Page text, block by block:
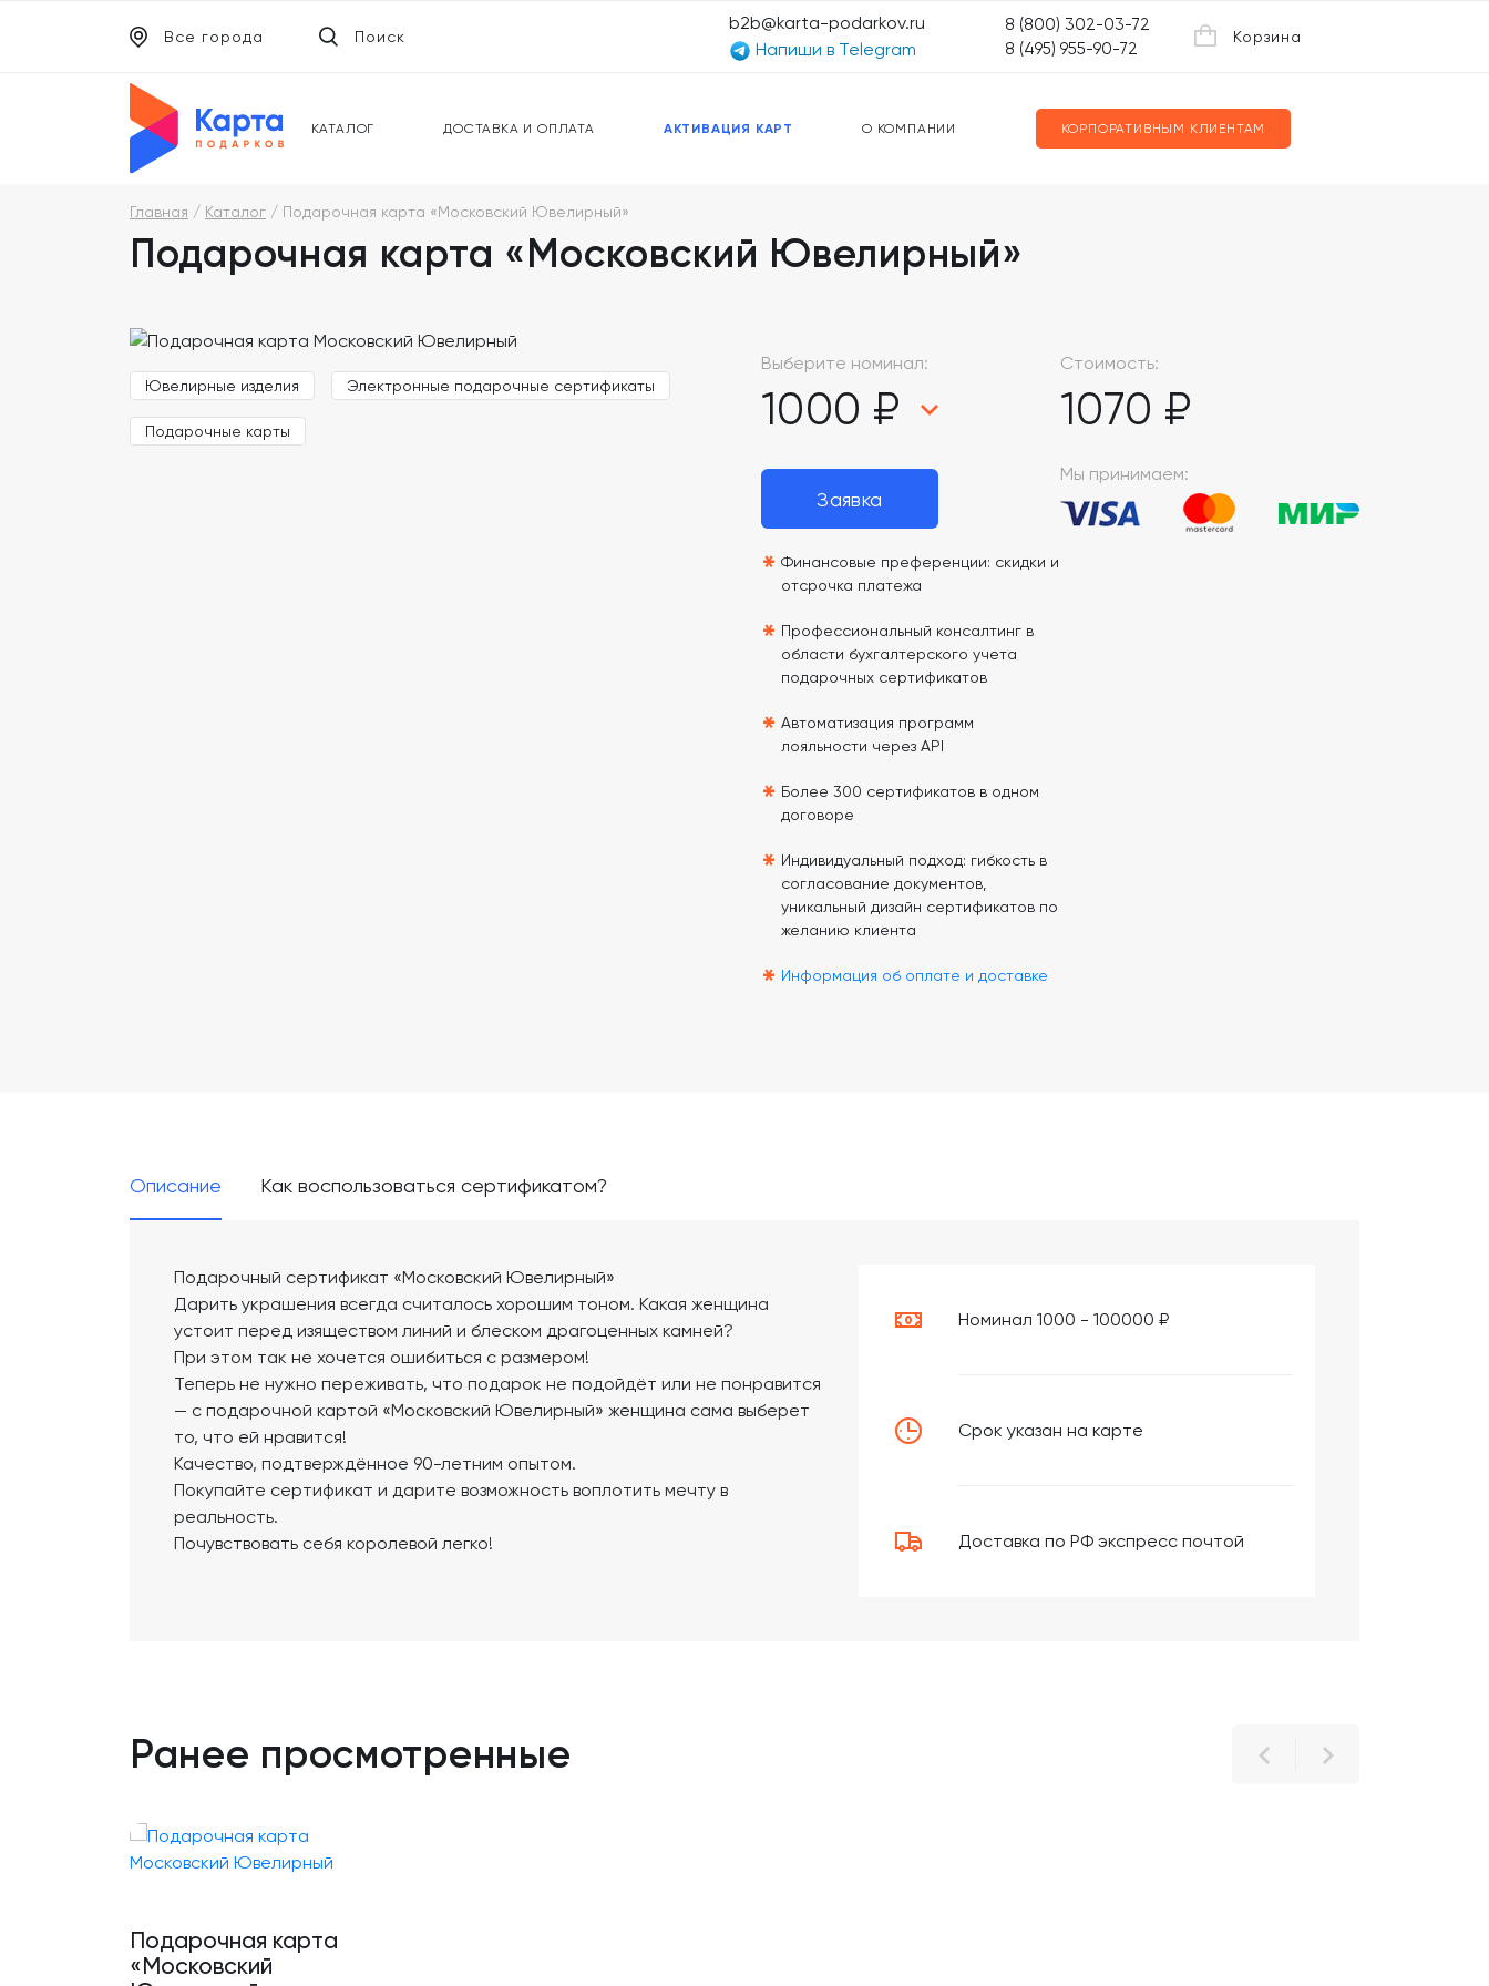
КАТАЛОГ ДОСТАВКА И ОПЛАТА АКТИВАЦИЯ КАРТ О КОМПАНИИ КОРПОРАТИВНЫМ КЛИЕНТАМ
Все города Поиск
b2b@karta-podarkov.ru
Напиши в Telegram
8 (800) 302-03-72
8 (495) 955-90-72
Корзина
ПОДАРОЧНЫЕ КАРТЫ
ПРЕДОПЛАЧЕННЫЕ КАРТЫ
Главная Каталог Подарочная карта «Московский Ювелирный»
Подарочная карта «Московский Ювелирный»
Ювелирные изделия Электронные подарочные сертификаты
Подарочные карты
Выберите номинал:
1000 ₽
Стоимость:
1070 ₽
Заявка
* Финансовые преференции: скидки и
отсрочка платежа
* Профессиональный консалтинг в
области бухгалтерского учета
подарочных сертификатов
* Автоматизация программ
лояльности через API
* Более 300 сертификатов в одном
договоре
* Индивидуальный подход: гибкость в
согласование документов,
уникальный дизайн сертификатов по
желанию клиента
* Информация об оплате и доставке
Мы принимаем:
Описание Как воспользоваться сертификатом?
Номинал 1000 - 100000 ₽
Срок указан на карте
Доставка по РФ экспресс почтой
Подарочный сертификат «Московский Ювелирный»
Дарить украшения всегда считалось хорошим тоном. Какая женщина
устоит перед изяществом линий и блеском драгоценных камней?
При этом так не хочется ошибиться с размером!
Теперь не нужно переживать, что подарок не подойдёт или не понравится
— с подарочной картой «Московский Ювелирный» женщина сама выберет
то, что ей нравится!
Качество, подтверждённое 90-летним опытом.
Покупайте сертификат и дарите возможность воплотить мечту в
реальность.
Почувствовать себя королевой легко!
Ранее просмотренные
Подарочная карта
«Московский